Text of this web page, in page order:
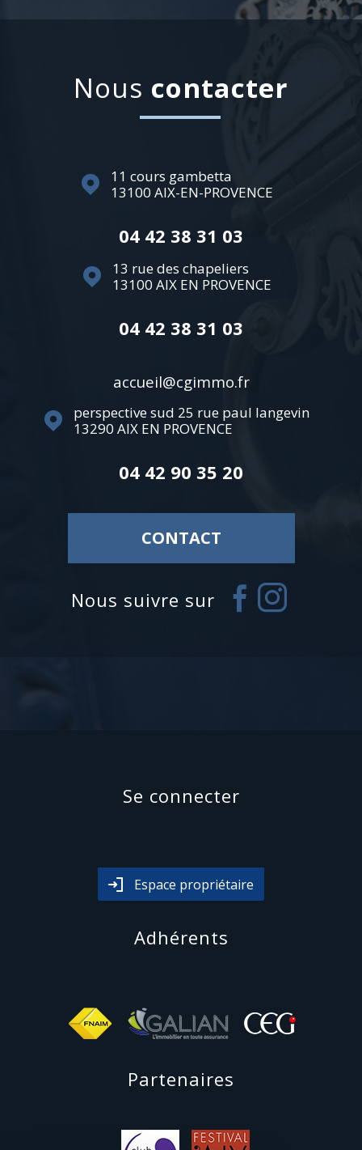
nous contacter
11 cours gambetta
13100 AIX-EN-PROVENCE
04 42 38 31 03
13 rue des chapeliers
13100 AIX EN PROVENCE
04 42 38 31 03
accueil@cgimmo.fr
perspective sud 25 rue paul langevin
13290 AIX EN PROVENCE
04 42 90 35 20
CONTACT
nous suivre sur
se connecter
Espace propriétaire
adhérents
partenaires